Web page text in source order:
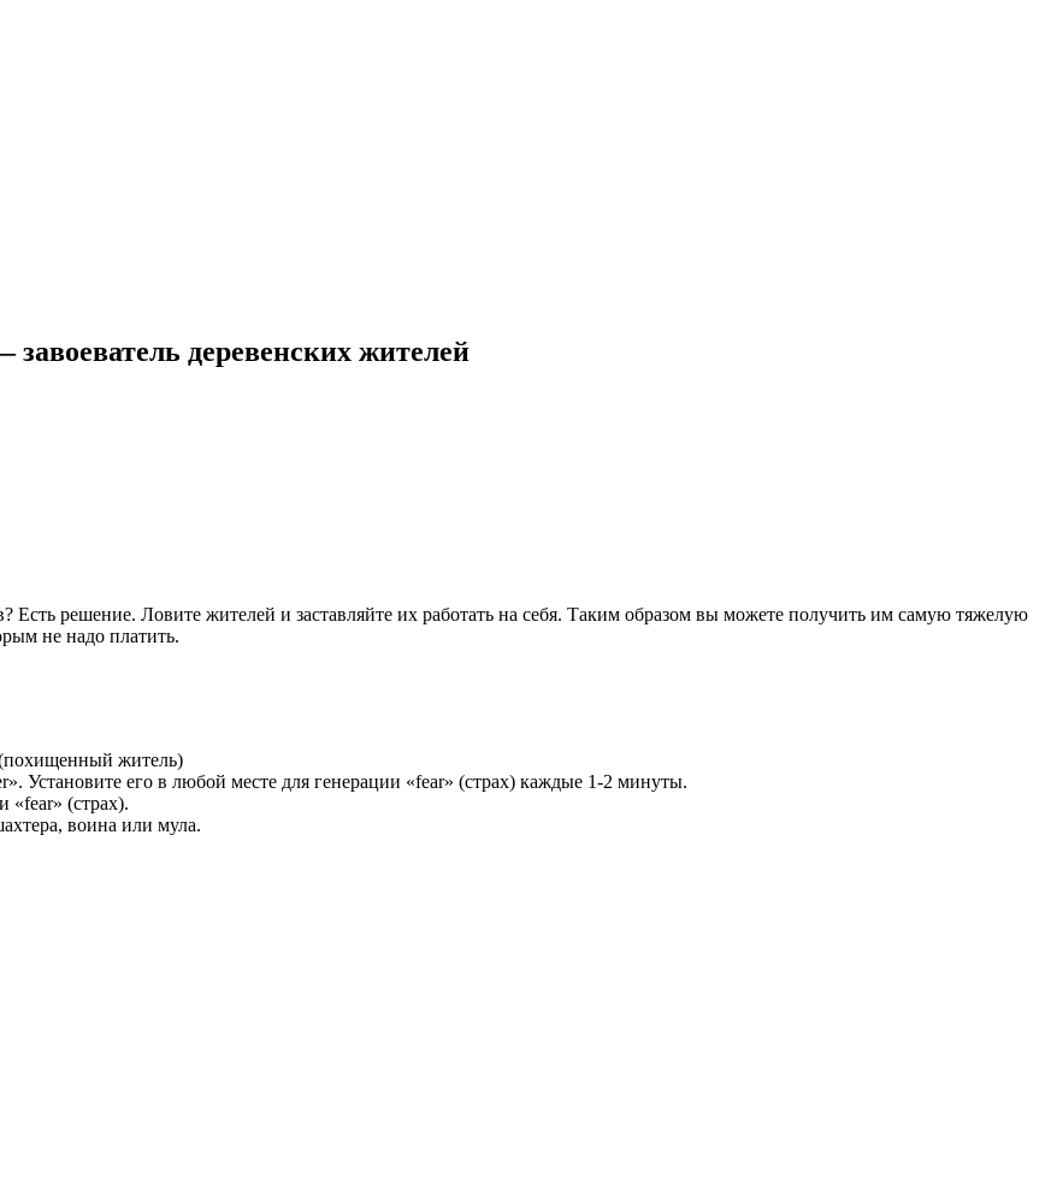
деревенских жителей
Есть решение. Ловите жителей и заставляйте их работать на себя. Таким образом вы можете получить им самую тяжелую
не надо платить.
(похищенный житель)
Установите его в любой месте для генерации «fear» (страх) каждые 1-2 минуты.
«fear» (страх).
воина или мула.